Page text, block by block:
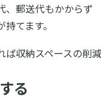
、郵送代もかからず
てます。
ば収納スペースの削減
る